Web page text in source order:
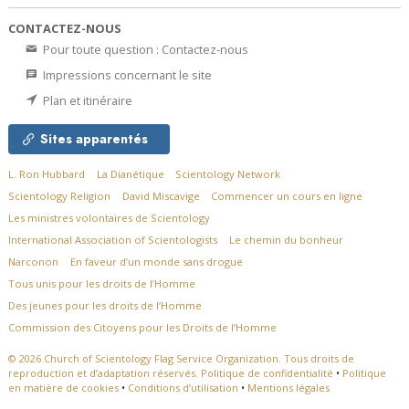
CONTACTEZ-NOUS
Pour toute question : Contactez-nous
Impressions concernant le site
Plan et itinéraire
Sites apparentés
L. Ron Hubbard La Dianétique
Scientology Network
Scientology Religion
David Miscavige
Commencer un cours en ligne
Les ministres volontaires de Scientology
International Association of Scientologists
Le chemin du bonheur
Narconon
En faveur d’un monde sans drogue
Tous unis pour les droits de l’Homme
Des jeunes pour les droits de l’Homme
Commission des Citoyens pour les Droits de l’Homme
© 2026 Church of Scientology Flag Service Organization. Tous droits de
reproduction et d’adaptation réservés. Politique de confidentialité • Politique
en matière de cookies • Conditions d’utilisation • Mentions légales